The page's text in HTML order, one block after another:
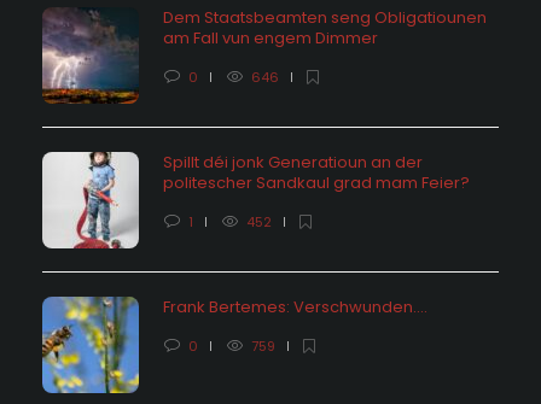
Dem Staatsbeamten seng Obligatiounen
am Fall vun engem Dimmer
0 646
Spillt déi jonk Generatioun an der
politescher Sandkaul grad mam Feier?
1 452
Frank Bertemes: Verschwunden….
0 759